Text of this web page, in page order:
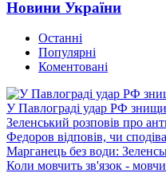
Новини України
Останні
Популярні
Коментовані
У Павлограді удар РФ
Зеленський розповів про
Федоров відповів, чи
Марганець без води:
Коли мовчить зв'язок -